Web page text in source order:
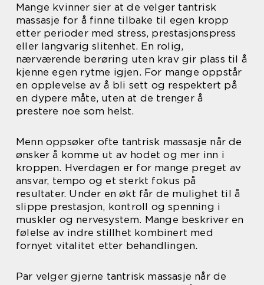
Mange kvinner sier at de velger tantrisk
massasje for å finne tilbake til egen kropp
etter perioder med stress, prestasjonspress
eller langvarig slitenhet. En rolig,
nærværende berøring uten krav gir plass til å
kjenne egen rytme igjen. For mange oppstår
en opplevelse av å bli sett og respektert på
en dypere måte, uten at de trenger å
prestere noe som helst.
Menn oppsøker ofte tantrisk massasje når de
ønsker å komme ut av hodet og mer inn i
kroppen. Hverdagen er for mange preget av
ansvar, tempo og et sterkt fokus på
resultater. Under en økt får de mulighet til å
slippe prestasjon, kontroll og spenning i
muskler og nervesystem. Mange beskriver en
følelse av indre stillhet kombinert med
fornyet vitalitet etter behandlingen.
Par velger gjerne tantrisk massasje når de